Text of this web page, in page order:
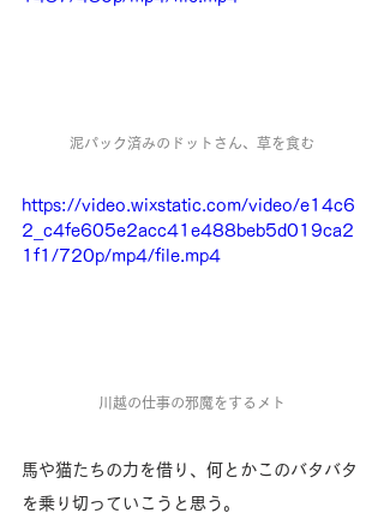
泥パック済みのドットさん、草を食む
https://video.wixstatic.com/video/e14c6
2_c4fe605e2acc41e488beb5d019ca2
1f1/720p/mp4/file.mp4
川越の仕事の邪魔をするメト
馬や猫たちの力を借り、何とかこのバタバタ
を乗り切っていこうと思う。